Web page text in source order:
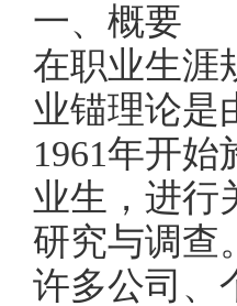
一、概要
在职业生涯
业锚理论是
1961年开
业生，进行
研究与调查
许多公司、